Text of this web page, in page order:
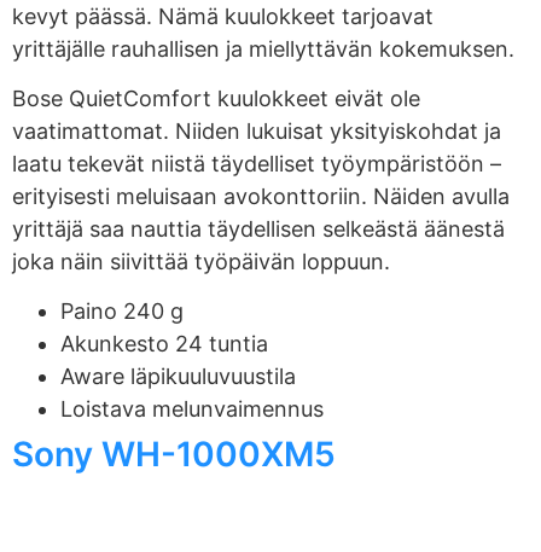
kevyt päässä. Nämä kuulokkeet tarjoavat
yrittäjälle rauhallisen ja miellyttävän kokemuksen.
Bose QuietComfort kuulokkeet eivät ole
vaatimattomat. Niiden lukuisat yksityiskohdat ja
laatu tekevät niistä täydelliset työympäristöön –
erityisesti meluisaan avokonttoriin. Näiden avulla
yrittäjä saa nauttia täydellisen selkeästä äänestä
joka näin siivittää työpäivän loppuun.
Paino 240 g
Akunkesto 24 tuntia
Aware läpikuuluvuustila
Loistava melunvaimennus
Sony WH-1000XM5